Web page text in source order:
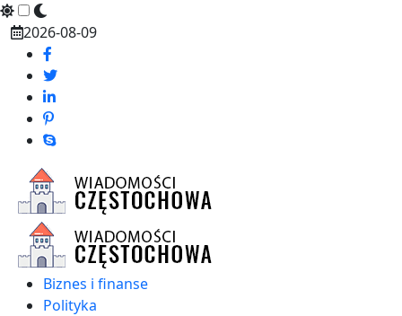
Skip
content
2026-08-09
Biznes i finanse
Polityka